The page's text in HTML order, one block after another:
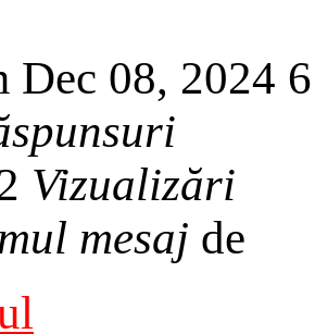
Dec 08, 2024
Vizualizări
mesaj de